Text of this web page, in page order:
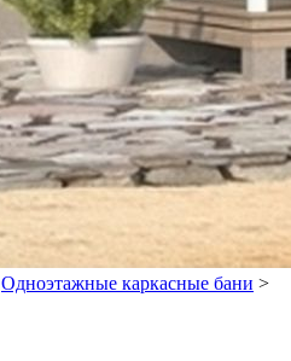
Одноэтажные каркасные бани >